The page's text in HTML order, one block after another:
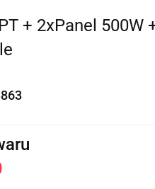
+ 2xPanel 500W